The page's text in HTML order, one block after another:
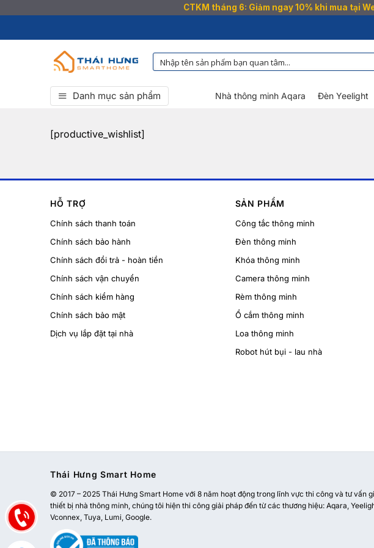
CTKM tháng 6: Giảm ngay 10% khi mua tại
qua
Danh mục sản phẩm Nhà thông minh Aqara Đèn Yeelight
[productive_wishlist]
HỖ TRỢ
Chính sách thanh toán
Chính sách bảo hành
Chính sách đổi trả - hoàn tiền
Chính sách vận chuyển
Chính sách kiểm hàng
Chính sách bảo mật
Dịch vụ lắp đặt tại nhà
SẢN PHẨM
Công tắc thông minh
Đèn thông minh
Khóa thông minh
Camera thông minh
Rèm thông minh
Ổ cắm thông minh
Loa thông minh
Robot hút bụi - lau nhà
Thái Hưng Smart Home
© 2017 – 2025 Thái Hưng Smart Home với 8 năm hoạt động trong lĩnh vực thi công và tư vấn
thiết bị nhà thông minh, chúng tôi hiện thi công giải pháp đến từ các thương hiệu: Aqara,
Vconnex, Tuya, Lumi, Google.